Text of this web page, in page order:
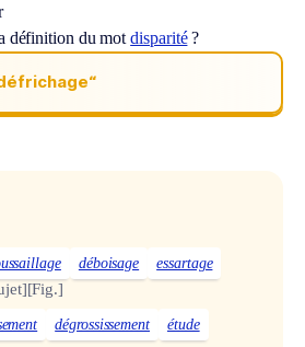
définition du motdisparité?
déboisage essartage
[Fig.]
dégrossissement
étude